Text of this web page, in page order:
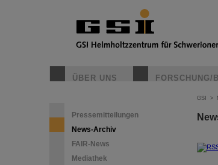
ÜBER UNS FORSCHUNG/
Pressemitteilungen
News-Archiv
FAIR-News
Mediathek
GSI >